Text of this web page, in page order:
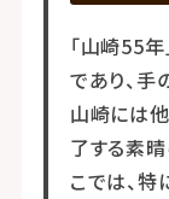
「山崎55
であり、手
山崎には
了する素
こでは、